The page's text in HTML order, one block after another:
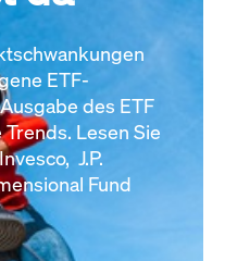
ETF-
des ETF
Lesen Sie
J.P.
Fund